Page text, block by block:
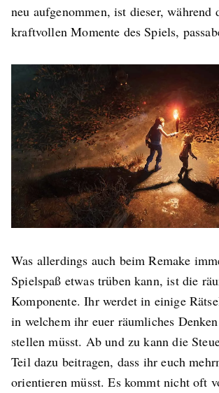
neu aufgenommen, ist dieser, während
kraftvollen Momente des Spiels,
Was allerdings auch beim Remake
Spielspaß etwas trüben kann, ist die
Komponente. Ihr werdet in einige
in welchem ihr euer räumliches
stellen müsst. Ab und zu kann die
Teil dazu beitragen, dass ihr euch
orientieren müsst. Es kommt nicht oft